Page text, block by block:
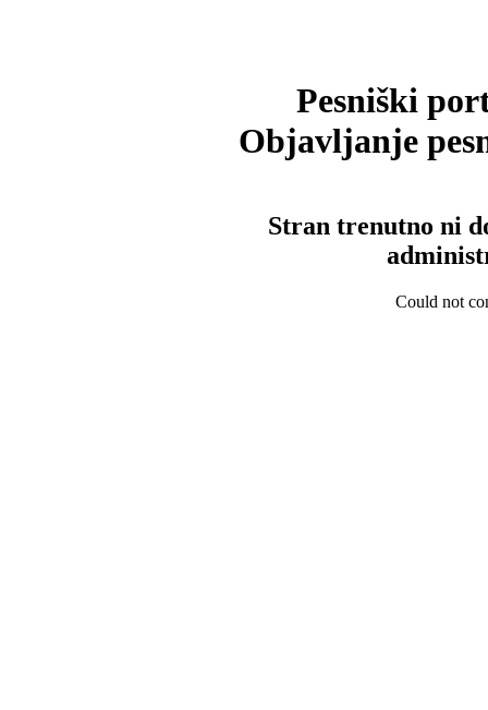
Pesniški
Objavljanje
Stran trenutno ni
Could not